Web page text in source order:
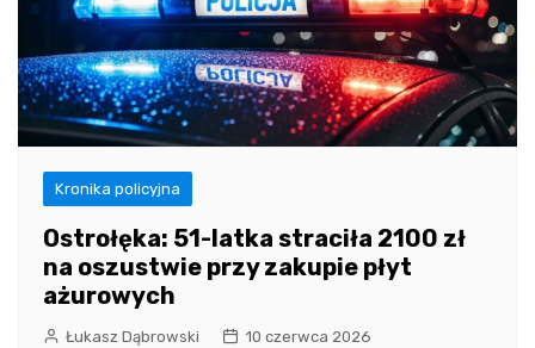
Kronika policyjna
Ostrołęka: 51-latka straciła 2100 zł
na oszustwie przy zakupie płyt
ażurowych
Łukasz Dąbrowski 10 czerwca 2026